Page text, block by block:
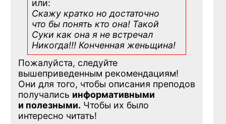
или:
Скажу кратко но достаточно
что бы понять кто она! Такой
Суки как она я не встречал
Никогда!!! Конченная женьщина!
Пожалуйста, следуйте
вышеприведенным рекомендациям!
Они для того, чтобы описания преподов
получались информативными
и полезными. Чтобы их было
интересно читать!